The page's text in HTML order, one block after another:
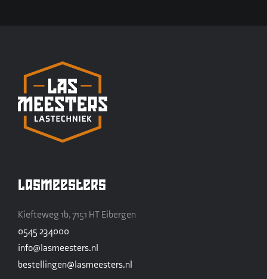
Lasmeesters
Kiefteweg 1b, 7151 HT Eibergen
0545 234000
info@lasmeesters.nl
bestellingen@lasmeesters.nl